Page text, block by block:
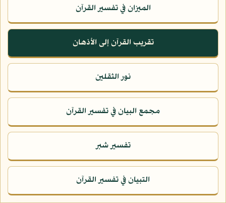
الميزان في تفسير القرآن
تقريب القرآن إلى الأذهان
نور الثقلين
مجمع البيان في تفسير القرآن
تفسير شبر
التبيان في تفسير القرآن